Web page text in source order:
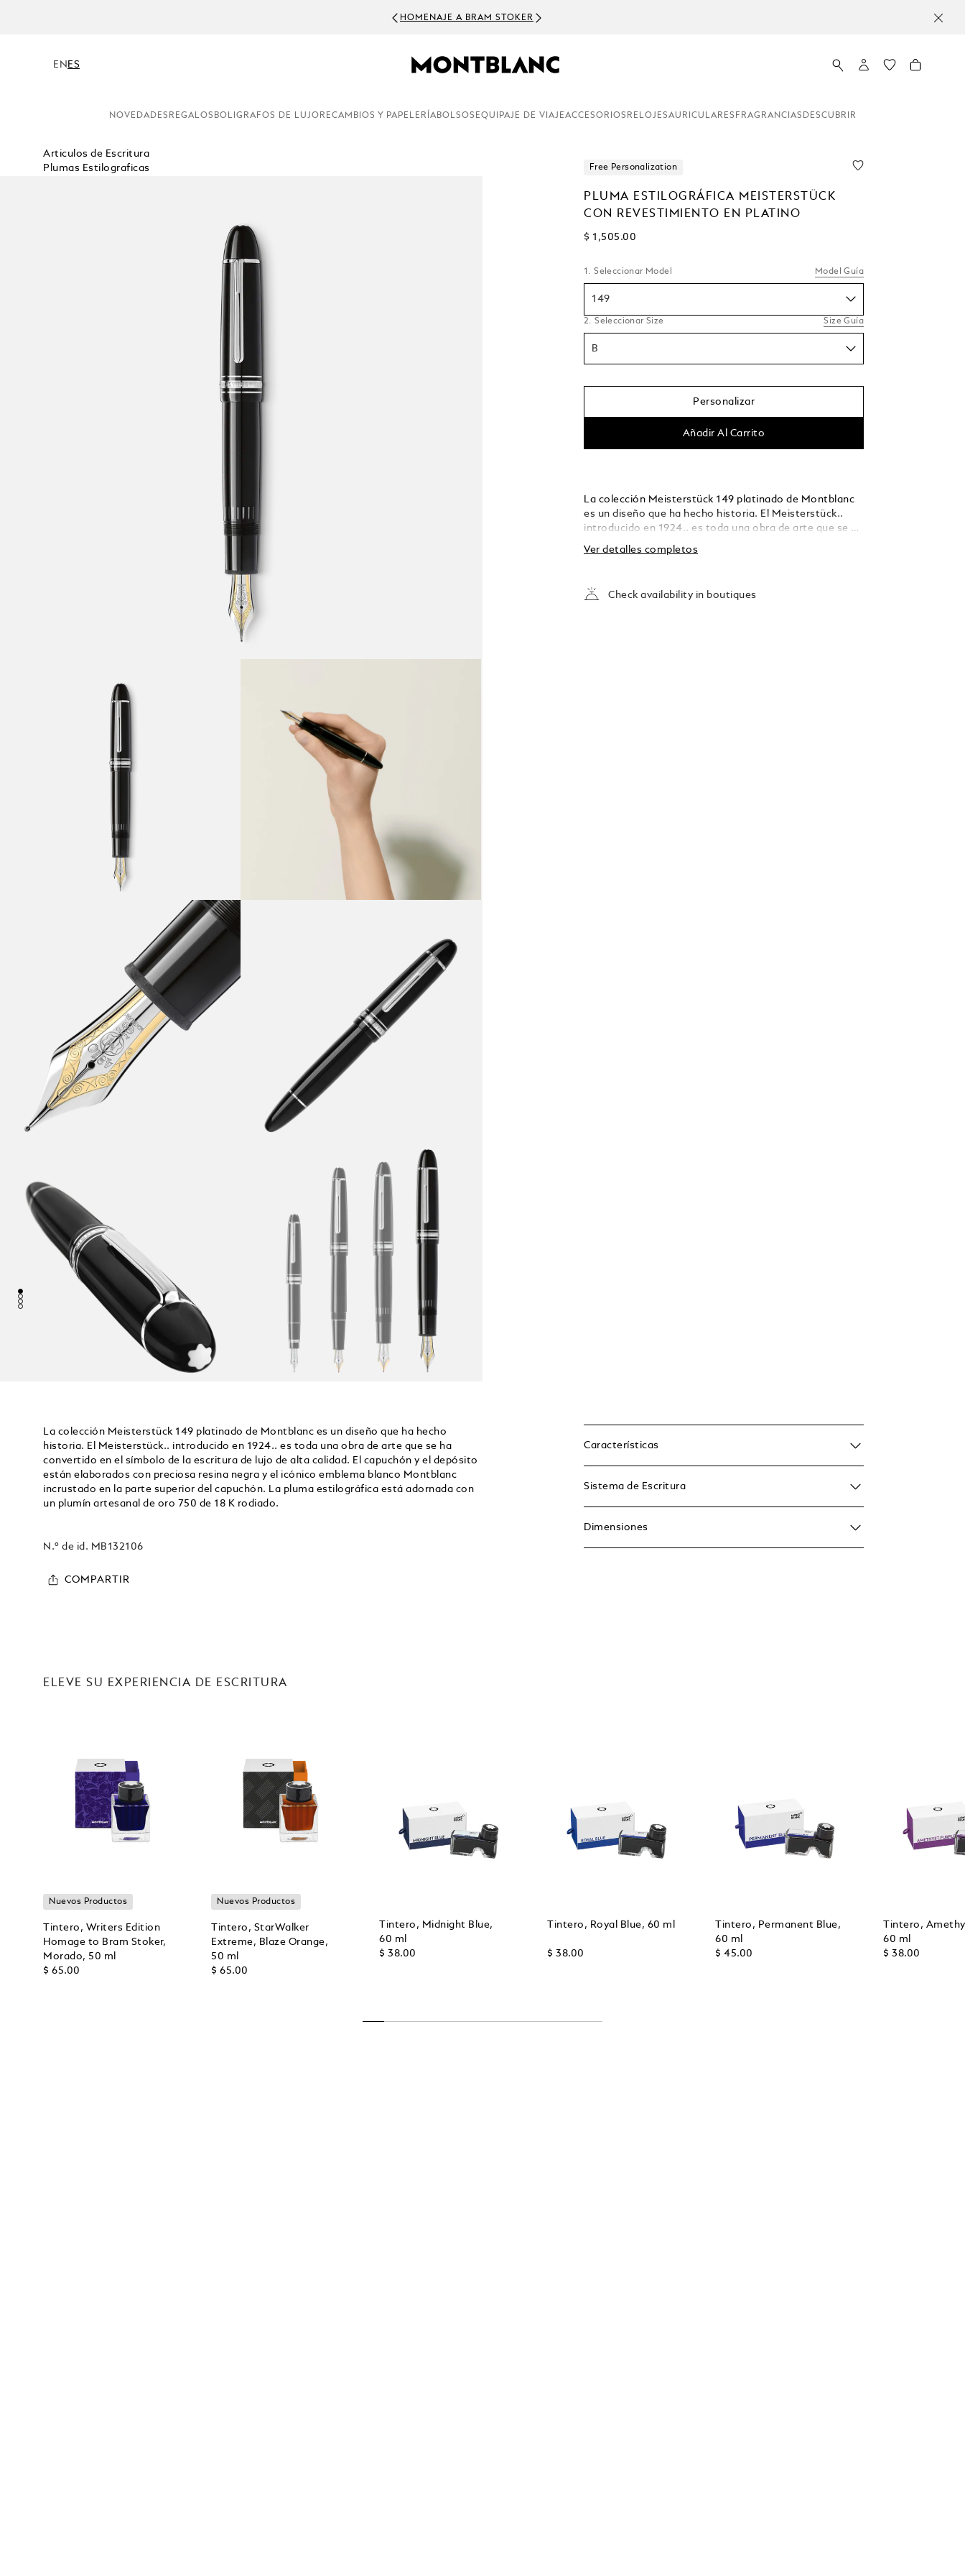
HOMENAJE A BRAM STOKER
EN ES
NOVEDADES REGALOS BOLIGRAFOS DE LUJO RECAMBIOS Y PAPELERÍABOLSOS EQUIPAJE DE VIAJEACCESORIOS RELOJESAURICULARES FRAGRANCIAS DESCUBRIR
Articulos de Escritura
Plumas Estilograficas
Free Personalization
PLUMA ESTILOGRÁFICA MEISTERSTÜCK
CON REVESTIMIENTO EN PLATINO
$ 1,505.00
1. Seleccionar Model Model Guía
149
2. Seleccionar Size Size Guía
B
Personalizar
Añadir Al Carrito
La colección Meisterstück 149 platinado de Montblanc
es un diseño que ha hecho historia. El Meisterstück..
introducido en 1924.. es toda una obra de arte que se ha
calidad. El capuchón y el depósito están elaborados con
Montblanc incrustado en la parte superior del capuchón.
La pluma estilográfica está adornada con un plumín
Ver detalles completos
Check availability in boutiques
La colección Meisterstück 149 platinado de Montblanc es un diseño que ha hecho
historia. El Meisterstück.. introducido en 1924.. es toda una obra de arte que se ha
convertido en el símbolo de la escritura de lujo de alta calidad. El capuchón y el depósito
están elaborados con preciosa resina negra y el icónico emblema blanco Montblanc
incrustado en la parte superior del capuchón. La pluma estilográfica está adornada con
un plumín artesanal de oro 750 de 18 K rodiado.
N.º de id. MB132106
COMPARTIR
Características
Sistema de Escritura
Dimensiones
ELEVE SU EXPERIENCIA DE ESCRITURA
Nuevos Productos
Tintero, Writers Edition
Homage to Bram Stoker,
Morado, 50 ml
$ 65.00
Nuevos Productos
Tintero, StarWalker
Extreme, Blaze Orange,
50 ml
$ 65.00
Tintero, Midnight Blue,
60 ml
$ 38.00
Tintero, Royal Blue, 60 ml
$ 38.00
Tintero, Permanent Blue,
60 ml
$ 45.00
Tintero,
60 ml
$ 38.00